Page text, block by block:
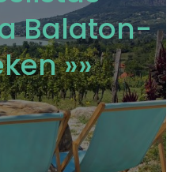
Balaton-
»»